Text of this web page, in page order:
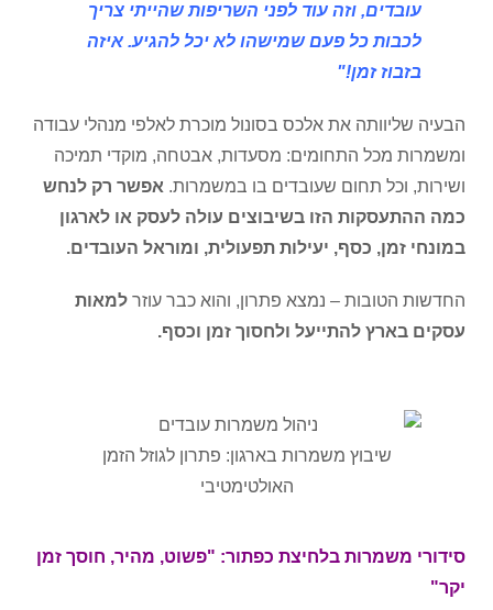
עובדים, וזה עוד לפני השריפות שהייתי צריך
לכבות כל פעם שמישהו לא יכל להגיע. איזה
בזבוז זמן!"
הבעיה שליוותה את אלכס בסונול מוכרת לאלפי מנהלי עבודה
ומשמרות מכל התחומים: מסעדות, אבטחה, מוקדי תמיכה
ושירות, וכל תחום שעובדים בו במשמרות. אפשר רק לנחש
כמה ההתעסקות הזו בשיבוצים עולה לעסק או לארגון
במונחי זמן, כסף, יעילות תפעולית, ומוראל העובדים.
החדשות הטובות – נמצא פתרון, והוא כבר עוזר למאות
עסקים בארץ להתייעל ולחסוך זמן וכסף.
שיבוץ משמרות בארגון: פתרון לגוזל הזמן
האולטימטיבי
סידורי משמרות בלחיצת כפתור: "פשוט, מהיר, חוסך זמן
יקר"